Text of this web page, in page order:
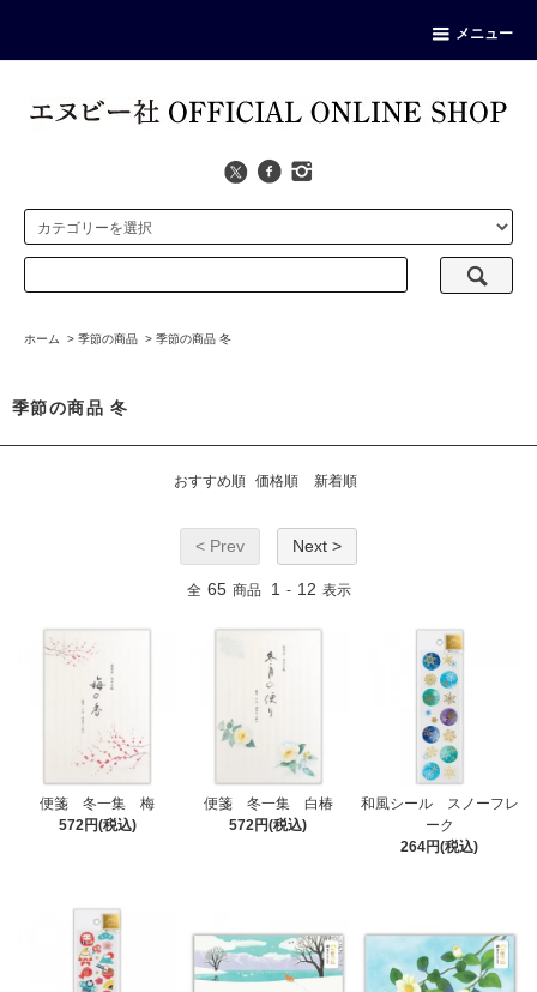
メニュー
ホーム > 季節の商品 > 季節の商品 冬
季節の商品 冬
おすすめ順 価格順 新着順
< Prev Next >
全 65 商品 1 - 12 表示
便箋 冬一集 梅
572円(税込)
便箋 冬一集 白椿
572円(税込)
和風シール スノーフレ
ーク
264円(税込)